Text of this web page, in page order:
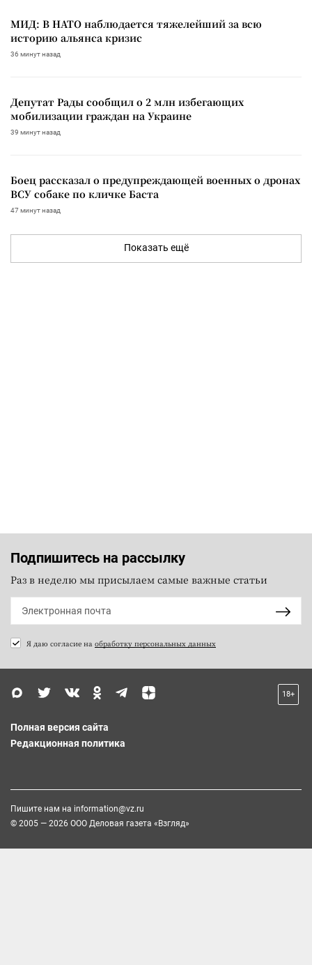
МИД: В НАТО наблюдается тяжелейший за всю
историю альянса кризис
36 минут назад
Депутат Рады сообщил о 2 млн избегающих
мобилизации граждан на Украине
39 минут назад
Боец рассказал о предупреждающей военных о дронах
ВСУ собаке по кличке Баста
47 минут назад
Показать ещё
Подпишитесь на рассылку
Раз в неделю мы присылаем самые важные статьи
Я даю согласие на обработку персональных данных
18+
Полная версия сайта
Редакционная политика
Пишите нам на information@vz.ru
© 2005 — 2026 ООО Деловая газета «Взгляд»